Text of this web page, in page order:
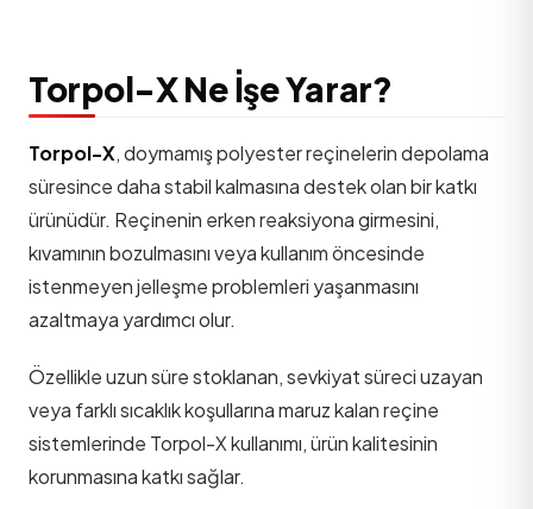
Torpol-X Ne İşe Yarar?
Torpol-X, doymamış polyester reçinelerin depolama
süresince daha stabil kalmasına destek olan bir katkı
ürünüdür. Reçinenin erken reaksiyona girmesini,
kıvamının bozulmasını veya kullanım öncesinde
istenmeyen jelleşme problemleri yaşanmasını
azaltmaya yardımcı olur.
Özellikle uzun süre stoklanan, sevkiyat süreci uzayan
veya farklı sıcaklık koşullarına maruz kalan reçine
sistemlerinde Torpol-X kullanımı, ürün kalitesinin
korunmasına katkı sağlar.